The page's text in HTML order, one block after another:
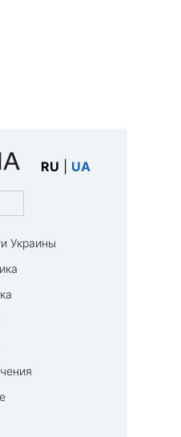
RU UA
Украины